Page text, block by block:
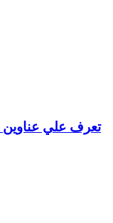
تعرف علي عناوين